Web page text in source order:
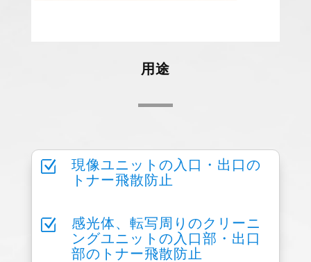
用途
Z
現像ユニットの入口・出口の
トナー飛散防止
Z
感光体、転写周りのクリーニ
ングユニットの入口部・出口
部のトナー飛散防止